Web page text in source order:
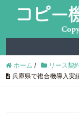
ホーム / リース契
兵庫県で複合機導入実